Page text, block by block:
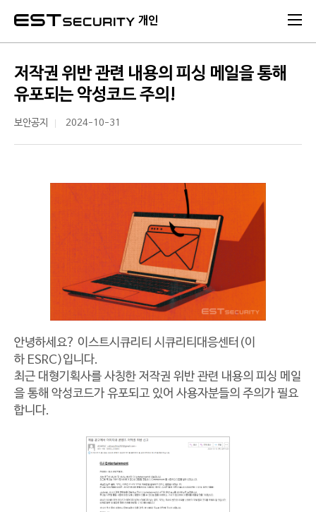
개인
저작권 위반 관련 내용의 피싱 메일을 통해
유포되는 악성코드 주의!
보안공지 2024-10-31
안녕하세요? 이스트시큐리티 시큐리티대응센터(이
하 ESRC)입니다.
최근 대형기획사를 사칭한 저작권 위반 관련 내용의 피싱 메일
을 통해 악성코드가 유포되고 있어 사용자분들의 주의가 필요
합니다.